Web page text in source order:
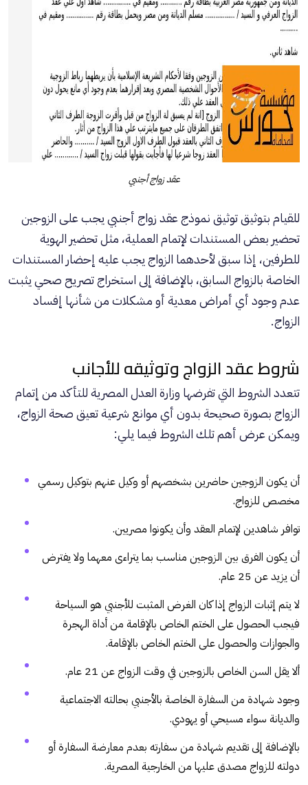
عقد زواج أجنبي
للقيام بتوثيق توثيق نموذج عقد زواج أجنبي يجب على الزوجين
تحضير بعض المستندات لإتمام العملية، مثل تحضير الهوية
للطرفين، إذا سبق لأحدهما الزواج يجب عليه إحضار المستندات
الخاصة بالزواج السابق، بالإضافة إلى استخراج تصريح صحي يثبت
عدم وجود أي أمراض معدية أو مشكلات من شأنها إفساد
الزواج.
شروط عقد الزواج وتوثيقه للأجانب
تتعدد الشروط التي تفرضها وزارة العدل المصرية للتأكد من إتمام
الزواج بصورة صحيحة بدون أي موانع شرعية تعيق صحة الزواج،
ويمكن عرض أهم تلك الشروط فيما يلي:
أن يكون الزوجين حاضرين بشخصهم أو وكيل عنهم بتوكيل رسمي
مخصص للزواج.
توافر شاهدين لإتمام العقد وأن يكونوا مصريين.
أن يكون الفرق بين الزوجين مناسب بما يتراءى معهما ولا يفترض
أن يزيد عن 25 عام.
لا يتم إثبات الزواج إذا كان الغرض المثبت للأجنبي هو السياحة
فيجب الحصول على الختم الخاص بالإقامة من أداة الهجرة
والجوازات والحصول على الختم الخاص بالإقامة.
ألا يقل السن الخاص بالزوجين في وقت الزواج عن 21 عام.
وجود شهادة من السفارة الخاصة بالأجنبي بحالته الاجتماعية
والديانة سواء مسيحي أو يهودي.
بالإضافة إلى تقديم شهادة من سفارته بعدم معارضة السفارة أو
دولته للزواج مصدق عليها من الخارجية المصرية.